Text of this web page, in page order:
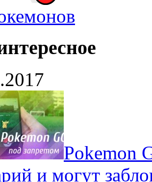
Pokеmon
и могут